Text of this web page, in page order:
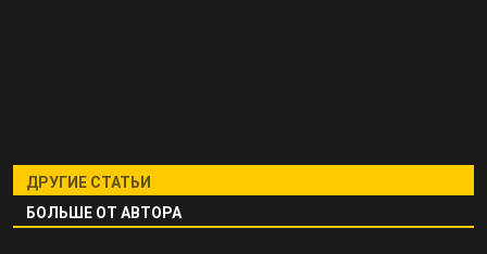
ДРУГИЕ СТАТЬИ
БОЛЬШЕ ОТ АВТОРА